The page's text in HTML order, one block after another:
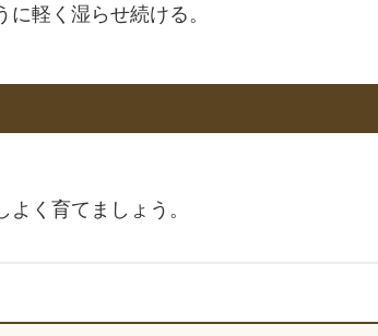
に軽く湿らせ続ける。
く育てましょう。